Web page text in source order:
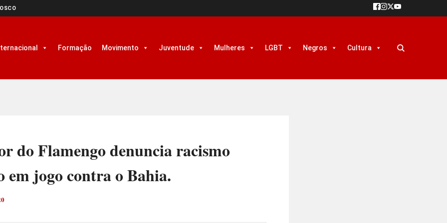
Formação Movimento Juventude Mulheres LGBT Negros Cultura
do Flamengo denuncia racismo
em jogo contra o Bahia.